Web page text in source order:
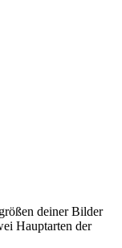
deiner Bilder
Hauptarten der